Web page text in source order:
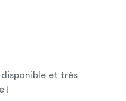
et très
!